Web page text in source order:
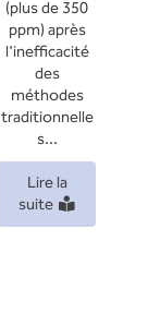
(plus de 350
ppm) après
l'inefficacité
des
méthodes
traditionnelle
s...
Lire la
suite